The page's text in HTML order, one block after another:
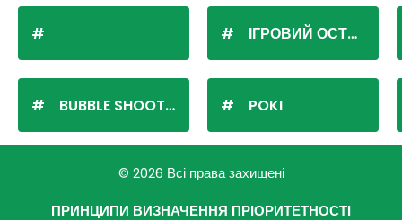
BUBBLE SHOOTER
ІГРОВИЙ ОСТРІВ
POKI
© 2026 Всі права захищені
ПРИНЦИПИ ВИЗНАЧЕННЯ ПРІОРИТЕТНОСТІ